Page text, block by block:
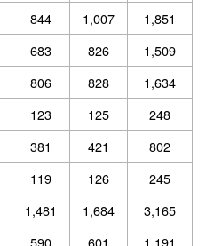
844 1,007
1,851
683 826
1,509
806 828
1,634
123 125
248
381 421
802
119 126
245
1,481 1,684
3,165
590 601
1,191